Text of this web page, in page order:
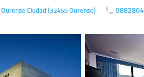
Ourense Ciudad(32459Ourense)